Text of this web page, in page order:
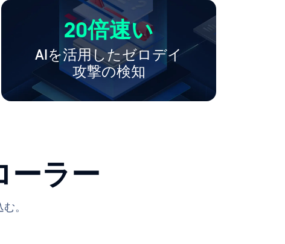
20倍速い
AIを活用したゼロデイ
攻撃の検知
ーラー
。